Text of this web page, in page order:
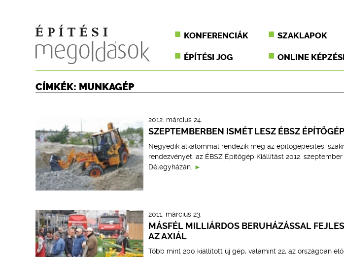
KONFERENCIÁK SZAKLAPOK
ÉPÍTÉSI JOG ONLINE
CÍMKÉK: MUNKAGÉP
2012. március 24.
SZEPTEMBERBEN ISMÉT LESZ ÉBSZ
Negyedik alkalommal rendezik meg az építőgépesítési
rendezvényét, az ÉBSZ Építőgép Kiállítást 2012.
Délegyházán.
2011. március 23.
MÁSFÉL MILLIÁRDOS BERUHÁZÁSSAL
AZ AXIÁL
Több mint 200 kiállított új gép, valamint 22, az országban